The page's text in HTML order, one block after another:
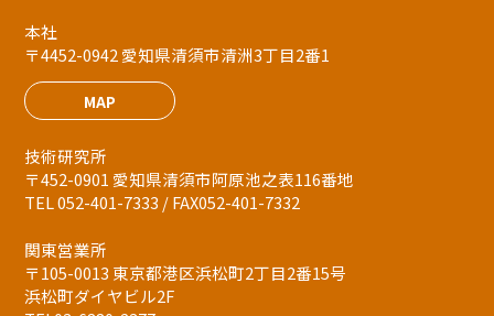
本社
〒4452-0942 愛知県清須市清洲3丁目2番1
MAP
技術研究所
〒452-0901 愛知県清須市阿原池之表116番地
TEL 052-401-7333 / FAX052-401-7332
関東営業所
〒105-0013 東京都港区浜松町2丁目2番15号
浜松町ダイヤビル2F